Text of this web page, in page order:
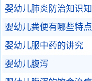
婴幼儿肺炎防治知识知
婴幼儿粪便有哪些特点
婴幼儿服中药的讲究
婴幼儿腹泻